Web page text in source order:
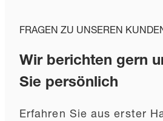
FRAGEN ZU UNSEREN
Wir berichten gern
Sie persönlich
Erfahren Sie aus erster